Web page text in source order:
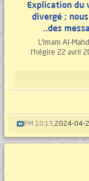
Explication du
divergé ;
des
L'Imam Al-
l'hégire 22 avril
10:15 PM